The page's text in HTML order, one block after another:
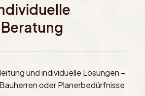
Beratung
und individuelle Lösungen –
oder Planerbedürfnisse